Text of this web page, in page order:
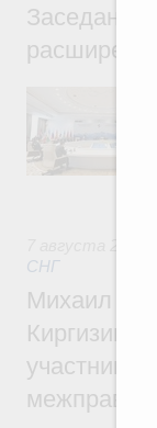
Заседание
СНГ
Михаил
Киргизии